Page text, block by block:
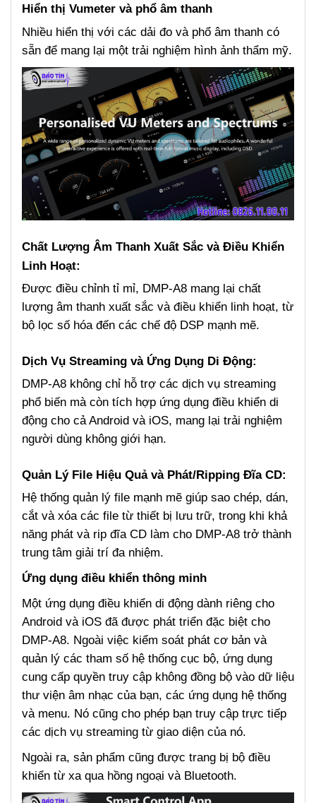
Hiển thị Vumeter và phổ âm thanh
Nhiều hiển thị với các dải đo và phổ âm thanh có
sẵn để mang lại một trải nghiệm hình ảnh thẩm mỹ.
Chất Lượng Âm Thanh Xuất Sắc và Điều Khiển
Linh Hoạt:
Được điều chỉnh tỉ mỉ, DMP-A8 mang lại chất
lượng âm thanh xuất sắc và điều khiển linh hoạt, từ
bộ lọc số hóa đến các chế độ DSP mạnh mẽ.
Dịch Vụ Streaming và Ứng Dụng Di Động:
DMP-A8 không chỉ hỗ trợ các dịch vụ streaming
phổ biến mà còn tích hợp ứng dụng điều khiển di
động cho cả Android và iOS, mang lại trải nghiệm
người dùng không giới hạn.
Quản Lý File Hiệu Quả và Phát/Ripping Đĩa CD:
Hệ thống quản lý file mạnh mẽ giúp sao chép, dán,
cắt và xóa các file từ thiết bị lưu trữ, trong khi khả
năng phát và rip đĩa CD làm cho DMP-A8 trở thành
trung tâm giải trí đa nhiệm.
Ứng dụng điều khiển thông minh
Một ứng dụng điều khiển di động dành riêng cho
Android và iOS đã được phát triển đặc biệt cho
DMP-A8. Ngoài việc kiểm soát phát cơ bản và
quản lý các tham số hệ thống cục bộ, ứng dụng
cung cấp quyền truy cập không đồng bộ vào dữ liệu
thư viện âm nhạc của bạn, các ứng dụng hệ thống
và menu. Nó cũng cho phép bạn truy cập trực tiếp
các dịch vụ streaming từ giao diện của nó.
Ngoài ra, sản phẩm cũng được trang bị bộ điều
khiển từ xa qua hồng ngoại và Bluetooth.